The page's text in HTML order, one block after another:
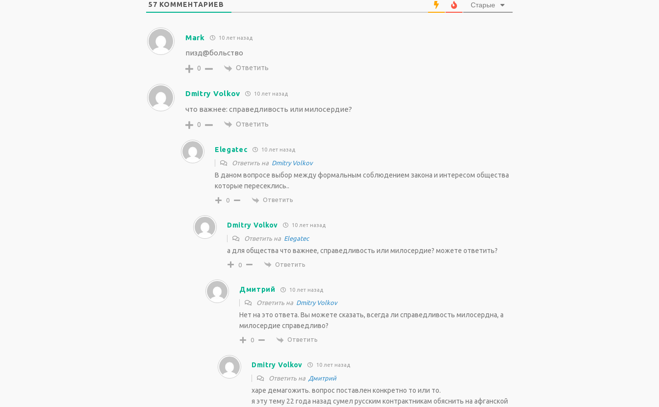
57 КОММЕНТАРИЕВ Старые
Mark 10 лет назад
пизд@больство
0 Ответить
Dmitry Volkov 10 лет назад
что важнее: справедливость или милосердие?
0 Ответить
Elegatec 10 лет назад
Ответить на Dmitry Volkov
В даном вопросе выбор между формальным соблюдением закона и интересом общества
которые пересеклись..
0 Ответить
Dmitry Volkov 10 лет назад
Ответить на Elegatec
а для общества что важнее, справедливость или милосердие? можете ответить?
0 Ответить
Дмитрий 10 лет назад
Ответить на Dmitry Volkov
Нет на это ответа. Вы можете сказать, всегда ли справедливость милосердна, а
милосердие справедливо?
0 Ответить
Dmitry Volkov 10 лет назад
Ответить на Дмитрий
харе демагожить. вопрос поставлен конкретно то или то.
я эту тему 22 года назад сумел русским контрактникам обяснить на афганской